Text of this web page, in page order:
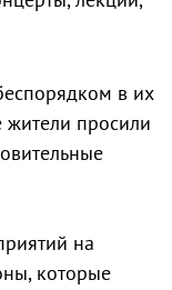
в их
просили
на
которые